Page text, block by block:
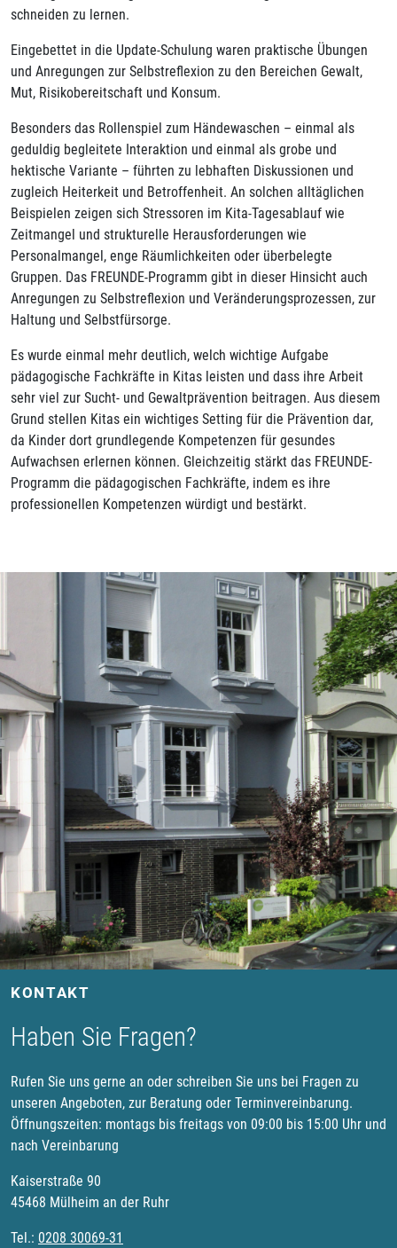
schneiden zu lernen.
Eingebettet in die Update-Schulung waren praktische Übungen
und Anregungen zur Selbstreflexion zu den Bereichen Gewalt,
Mut, Risikobereitschaft und Konsum.
Besonders das Rollenspiel zum Händewaschen – einmal als
geduldig begleitete Interaktion und einmal als grobe und
hektische Variante – führten zu lebhaften Diskussionen und
zugleich Heiterkeit und Betroffenheit. An solchen alltäglichen
Beispielen zeigen sich Stressoren im Kita-Tagesablauf wie
Zeitmangel und strukturelle Herausforderungen wie
Personalmangel, enge Räumlichkeiten oder überbelegte
Gruppen. Das FREUNDE-Programm gibt in dieser Hinsicht auch
Anregungen zu Selbstreflexion und Veränderungsprozessen, zur
Haltung und Selbstfürsorge.
Es wurde einmal mehr deutlich, welch wichtige Aufgabe
pädagogische Fachkräfte in Kitas leisten und dass ihre Arbeit
sehr viel zur Sucht- und Gewaltprävention beitragen. Aus diesem
Grund stellen Kitas ein wichtiges Setting für die Prävention dar,
da Kinder dort grundlegende Kompetenzen für gesundes
Aufwachsen erlernen können. Gleichzeitig stärkt das FREUNDE-
Programm die pädagogischen Fachkräfte, indem es ihre
professionellen Kompetenzen würdigt und bestärkt.
KONTAKT
Haben Sie Fragen?
Rufen Sie uns gerne an oder schreiben Sie uns bei Fragen zu
unseren Angeboten, zur Beratung oder Terminvereinbarung.
Öffnungszeiten: montags bis freitags von 09:00 bis 15:00 Uhr und
nach Vereinbarung
Kaiserstraße 90
45468 Mülheim an der Ruhr
Tel.: 0208 30069-31